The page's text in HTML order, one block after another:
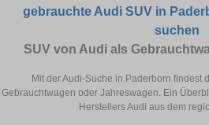
gebrauchte Audi SUV in
suchen
SUV von Audi als
Mit der Audi-Suche in Paderborn findest
Gebrauchtwagen oder Jahreswagen. Ein
Herstellers Audi aus dem